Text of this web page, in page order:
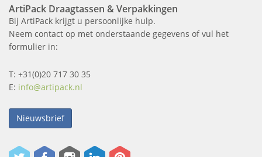
ArtiPack Draagtassen & Verpakkingen
Bij ArtiPack krijgt u persoonlijke hulp.
Neem contact op met onderstaande gegevens of vul het
formulier in:
T: +31(0)20 717 30 35
E: info@artipack.nl
Nieuwsbrief